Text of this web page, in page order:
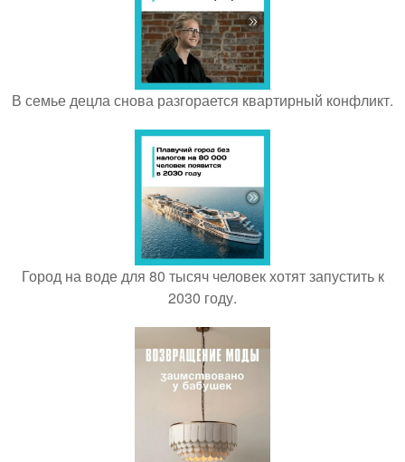
В семье децла снова разгорается квартирный конфликт.
Город на воде для 80 тысяч человек хотят запустить к
2030 году.